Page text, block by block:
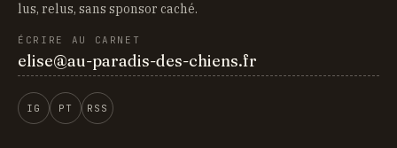
lus, relus, sans sponsor caché.
ÉCRIRE AU CARNET
elise@au-paradis-des-chiens.fr
IG PT RSS